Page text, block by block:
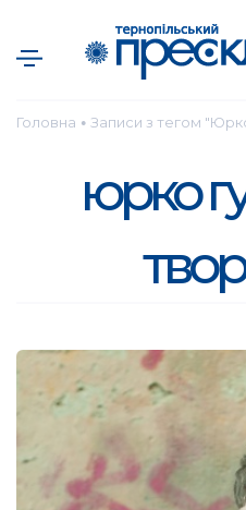
Головна ● Записи з тегом
юрко